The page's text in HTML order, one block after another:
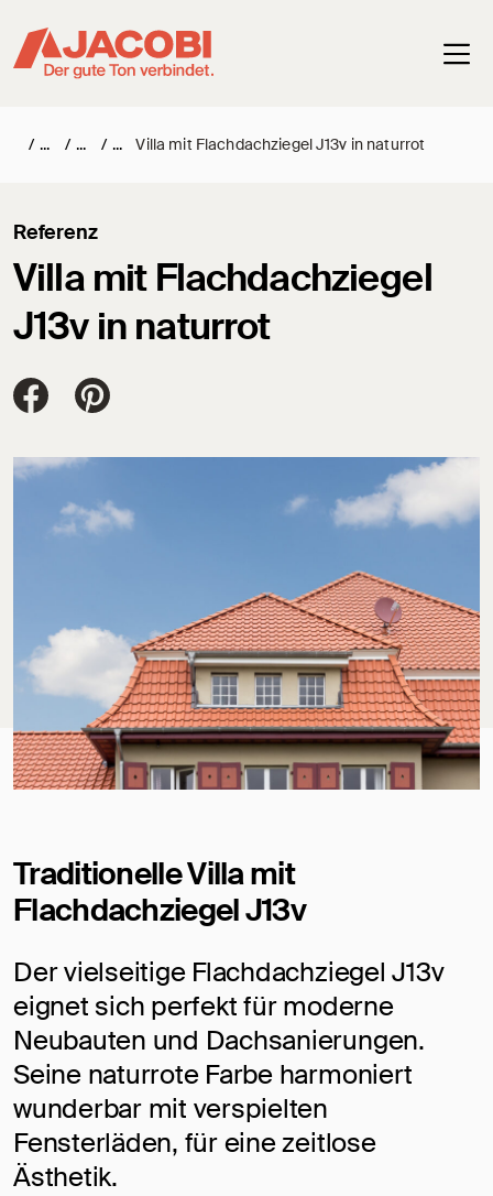
/ / / Villa mit Flachdachziegel J13v in naturrot
Villa mit Flachdachziegel
J13v in naturrot
Referenz
Jacobi Dachziegel auf FaceBook
Jacobi Dachziegel auf Pinterest
Traditionelle Villa mit
Flachdachziegel J13v
Der vielseitige Flachdachziegel J13v
eignet sich perfekt für moderne
Neubauten und Dachsanierungen.
Seine naturrote Farbe harmoniert
wunderbar mit verspielten
Fensterläden, für eine zeitlose
Ästhetik.